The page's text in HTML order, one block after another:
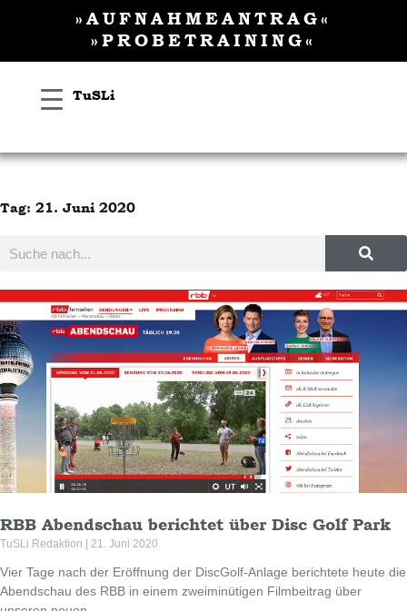
»AUFNAHMEANTRAG«
»PROBETRAINING«
TuSLi
Tag: 21. Juni 2020
RBB Abendschau berichtet über Disc Golf Park
TuSLi Redaktion 21. Juni 2020
Vier Tage nach der Eröffnung der DiscGolf-Anlage berichtete heute die
Abendschau des RBB in einem zweiminütigen Filmbeitrag über